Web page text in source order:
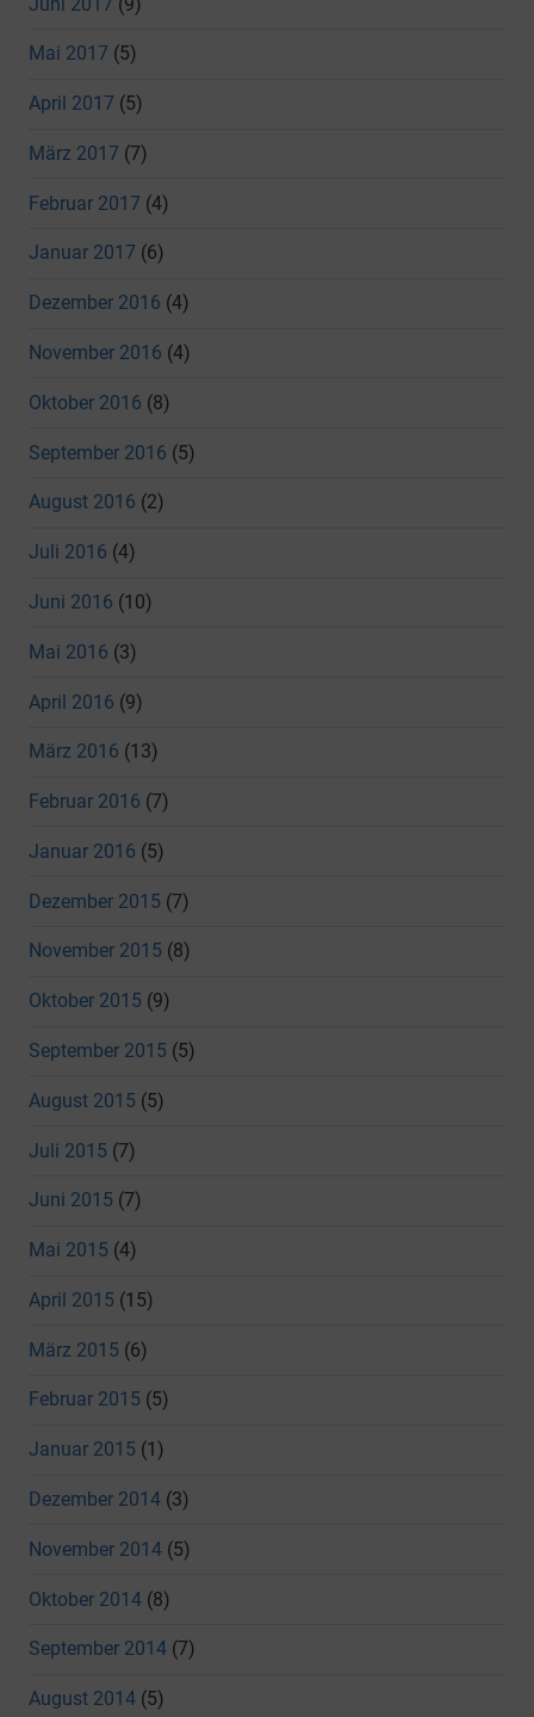
Mai 2017 (5)
April 2017 (5)
März 2017 (7)
Februar 2017 (4)
Januar 2017 (6)
Dezember 2016 (4)
November 2016 (4)
Oktober 2016 (8)
September 2016 (5)
August 2016 (2)
Juli 2016 (4)
Juni 2016 (10)
Mai 2016 (3)
April 2016 (9)
März 2016 (13)
Februar 2016 (7)
Januar 2016 (5)
Dezember 2015 (7)
November 2015 (8)
Oktober 2015 (9)
September 2015 (5)
August 2015 (5)
Juli 2015 (7)
Juni 2015 (7)
Mai 2015 (4)
April 2015 (15)
März 2015 (6)
Februar 2015 (5)
Januar 2015 (1)
Dezember 2014 (3)
November 2014 (5)
Oktober 2014 (8)
September 2014 (7)
August 2014 (5)